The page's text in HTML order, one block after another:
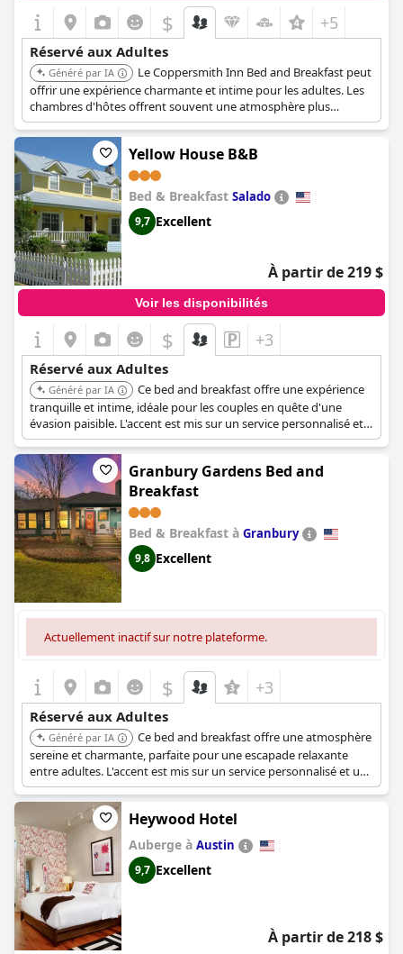
$ +5
Réservé aux Adultes
Généré par IA
Le Coppersmith Inn Bed and Breakfast peut
offrir une expérience charmante et intime pour les adultes. Les
chambres d'hôtes offrent souvent une atmosphère plus
personnalisée et tranquille, ce qui peut être idéal pour ceux qui
recherchent une évasion relaxante de l'agitation des grands
hôtels.
Yellow House B&B
Bed & Breakfast Salado
9,7 Excellent
À partir de 219 $
Voir les disponibilités
$ +3
Réservé aux Adultes
Généré par IA
Ce bed and breakfast offre une expérience
tranquille et intime, idéale pour les couples en quête d'une
évasion paisible. L'accent est mis sur un service personnalisé et
un environnement relaxant. Le B&B est situé dans un quartier
serein.
Granbury Gardens Bed and
Breakfast
Bed & Breakfast à Granbury
9,8 Excellent
Actuellement inactif sur notre plateforme.
$ +3
Réservé aux Adultes
Généré par IA
Ce bed and breakfast offre une atmosphère
sereine et charmante, parfaite pour une escapade relaxante
entre adultes. L'accent est mis sur un service personnalisé et un
environnement confortable. Les jardins ajoutent au cadre
paisible.
Heywood Hotel
Auberge à Austin
9,7 Excellent
À partir de 218 $